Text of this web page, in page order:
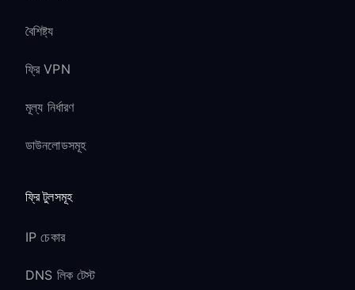
বৈশিষ্ট্য
ফ্রি VPN
মূল্য নির্ধারণ
ডাউনলোডসমূহ
ফ্রি টুলসমূহ
IP চেকার
DNS লিক টেস্ট